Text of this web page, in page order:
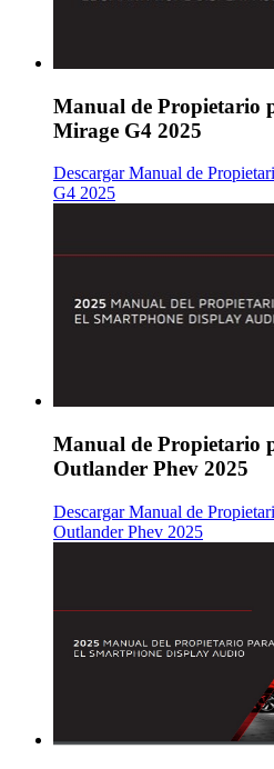
Manual de Propietario
Mirage G4 2025
Descargar Manual de
G4 2025
Manual de Propietario
Outlander Phev 2025
Descargar Manual de
Outlander Phev 2025